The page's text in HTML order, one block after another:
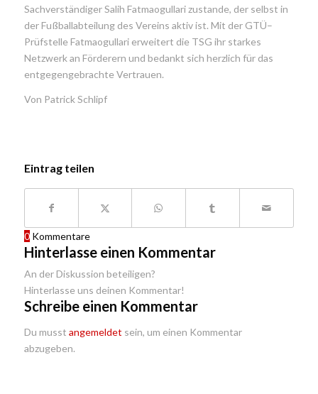
SachverständigerSalih Fatmaogullarizustande, der selbst in
der Fußballabteilung des Vereins aktiv ist. Mit der GTÜ–
Prüfstelle Fatmaogullarierweitert die TSG ihr starkes
Netzwerk an Förderern und bedankt sich herzlich für das
entgegengebrachte Vertrauen.
Von Patrick Schlipf
Eintrag teilen
0 Kommentare
Hinterlasse einen Kommentar
An der Diskussion beteiligen?
Hinterlasse uns deinen Kommentar!
Schreibe einen Kommentar
Du musst angemeldet sein, um einen Kommentar
abzugeben.